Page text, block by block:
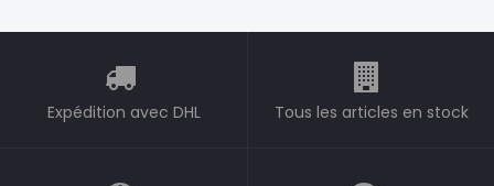
Expédition avec DHL Tous les articles en stock